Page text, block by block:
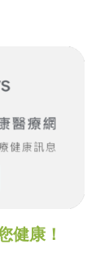
健康！